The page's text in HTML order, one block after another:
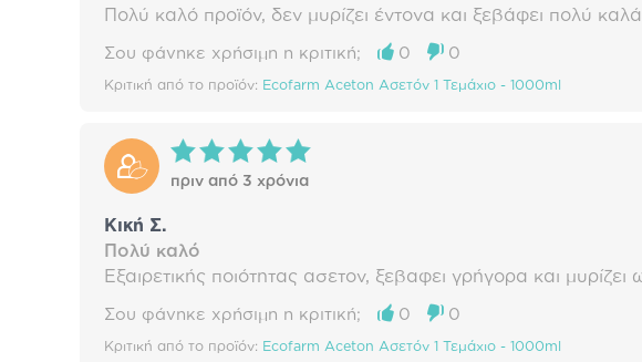
Πολύ καλό προϊόν, δεν μυρίζει έντονα και ξεβάφει πολύ
Σου φάνηκε χρήσιμη η κριτική; 0 0
Κριτική από το προϊόν: Ecofarm Aceton Ασετόν 1 Τεμάχιο - 1000ml
πριν από 3 χρόνια
Κική Σ.
Πολύ καλό
Εξαιρετικής ποιότητας ασετον, ξεβαφει γρήγορα και μυρίζει
Σου φάνηκε χρήσιμη η κριτική; 0 0
Κριτική από το προϊόν: Ecofarm Aceton Ασετόν 1 Τεμάχιο - 1000ml